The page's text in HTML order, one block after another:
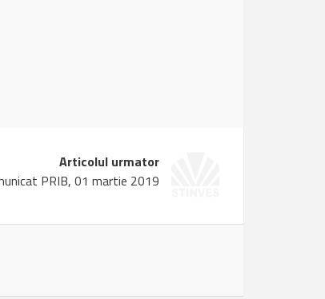
Articolul urmator
PRIB, 01 martie 2019